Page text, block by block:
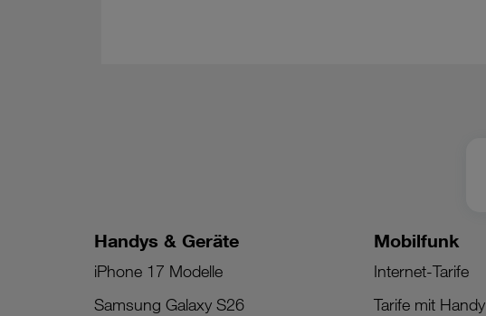
Handys & Geräte
iPhone 17 Modelle
Samsung Galaxy S26
Mobilfunk
Internet-Tarife
Tarife mit Handy